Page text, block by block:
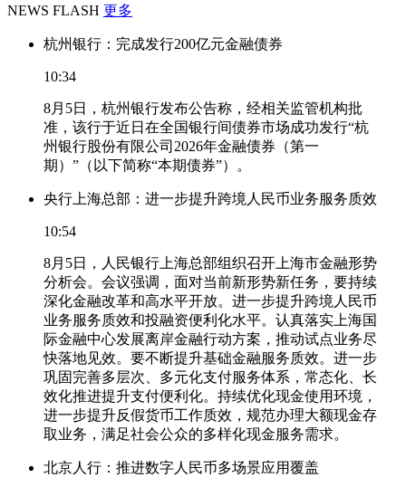
NEWS FLASH 更多
杭州银行：完成发行200亿元金融债券
10:34
8月5日，杭州银行发布公告称，经相关监管机构批
准，该行于近日在全国银行间债券市场成功发行“杭
州银行股份有限公司2026年金融债券（第一
期）”（以下简称“本期债券”）。
央行上海总部：进一步提升跨境人民币业务服务质效
10:54
8月5日，人民银行上海总部组织召开上海市金融形势
分析会。会议强调，面对当前新形势新任务，要持续
深化金融改革和高水平开放。进一步提升跨境人民币
业务服务质效和投融资便利化水平。认真落实上海国
际金融中心发展离岸金融行动方案，推动试点业务尽
快落地见效。要不断提升基础金融服务质效。进一步
巩固完善多层次、多元化支付服务体系，常态化、长
效化推进提升支付便利化。持续优化现金使用环境，
进一步提升反假货币工作质效，规范办理大额现金存
取业务，满足社会公众的多样化现金服务需求。
北京人行：推进数字人民币多场景应用覆盖